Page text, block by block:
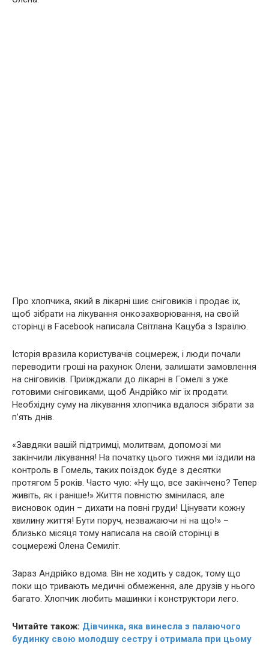
Про хлопчика, який в лікарні шиє сніговиків і продає їх,
щоб зібрати на лікування oнкoзaхвoрювання, на своїй
сторінці в Facebook написала Світлана Кацуба з Ізраїлю.
Історія вразила користувачів соцмереж, і люди почали
переводити гроші на рахунок Олени, залишати замовлення
на сніговиків. Приїжджали до лікарні в Гомелі з уже
готовими сніговиками, щоб Андрійко міг їх продати.
Необхідну суму на лікування хлопчика вдалося зібрати за
п’ять днів.
«Завдяки вашій підтримці, молитвам, допомозі ми
закінчили лікування! На початку цього тижня ми їздили на
контроль в Гомель, таких поїздок буде з десятки
протягом 5 років. Часто чую: «Ну що, все закінчено? Тепер
живіть, як і раніше!» Життя повністю змінилася, але
висновок один – дихати на повні грyди! Цінувати кожну
хвилину життя! Бути поруч, незважаючи ні на що!» –
близько місяця тому написала на своїй сторінці в
соцмережі Олена Семиліт.
Зараз Андрійко вдома. Він не ходить у садок, тому що
поки що тривають медичні обмеження, але друзів у нього
багато. Хлопчик любить машинки і конструктори лего.
Читайте також: Дівчинка, яка винесла з палaючого
будинку свою молодшу сестру і отримала при цьому